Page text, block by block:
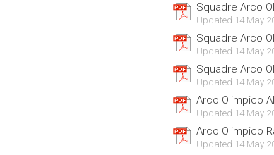
Squadre Arco
Updated 14 May
Squadre Arco
Updated 14 May
Squadre Arco
Updated 14 May
Arco Olimpico
Updated 14 May
Arco Olimpico
Updated 14 May